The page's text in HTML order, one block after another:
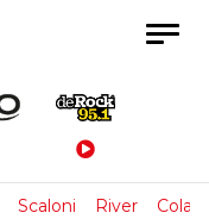
Scaloni River